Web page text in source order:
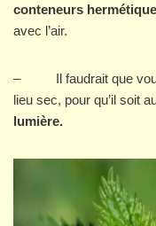
conteneurs
avec l’air.
– Il faudrait que vous
lieu sec, pour qu’il soit
lumière.